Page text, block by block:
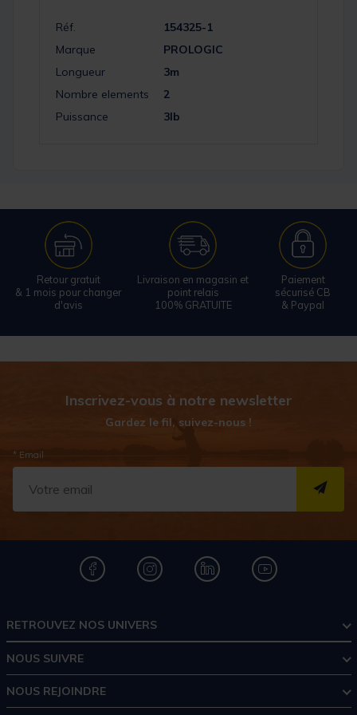
Réf.
154325-1
Marque
PROLOGIC
Longueur
3m
Nombre elements
2
Puissance
3lb
Retour gratuit
& 1 mois pour changer
d'avis
Livraison en magasin et
point relais
100% GRATUITE
Paiement
sécurisé CB
& Paypal
Inscrivez-vous à notre newsletter
Gardez le fil, suivez-nous !
* Email
RETROUVEZ NOS UNIVERS
NOUS SUIVRE
NOUS REJOINDRE